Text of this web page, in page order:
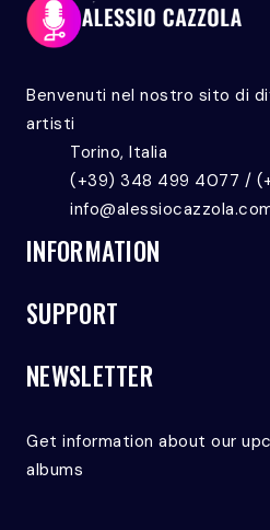
Benvenuti nel nostro sito di
artisti
Torino, Italia
(+39) 348 499 4077 /
INFORMATION
SUPPORT
NEWSLETTER
Get information about our
albums